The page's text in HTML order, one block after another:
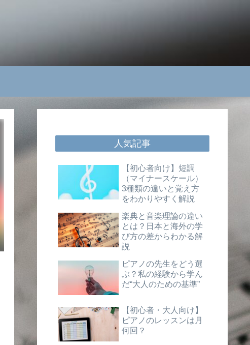
人気記事
【初心者向け】短調
（マイナースケール）
3種類の違いと覚え方
をわかりやすく解説
楽典と音楽理論の違い
とは？日本と海外の学
び方の差からわかる解
説
ピアノの先生をどう選
ぶ？私の経験から学ん
だ“大人のための基準”
【初心者・大人向け】
ピアノのレッスンは月
何回？